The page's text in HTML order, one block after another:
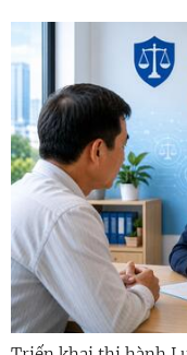
2030 trên địa bàn